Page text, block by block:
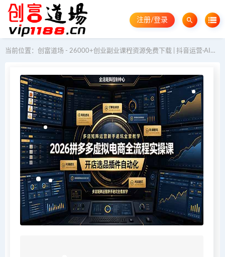
注册/登录
当前位置： 创富道场 - 26000+创业副业课程资源免费下载 | 抖音运营·AI教程·GEO优化